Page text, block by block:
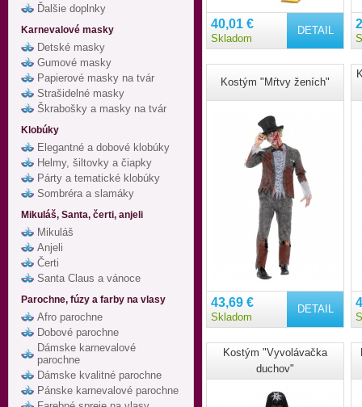
Ďalšie doplnky
Karnevalové masky
Detské masky
Gumové masky
Papierové masky na tvár
Strašidelné masky
Škrabošky a masky na tvár
Klobúky
Elegantné a dobové klobúky
Helmy, šiltovky a čiapky
Párty a tematické klobúky
Sombréra a slamáky
Mikuláš, Santa, čerti, anjeli
Mikuláš
Anjeli
Čerti
Santa Claus a vánoce
Parochne, fúzy a farby na vlasy
Afro parochne
Dobové parochne
Dámske karnevalové
parochne
Dámske kvalitné parochne
Pánske karnevalové parochne
DETAIL
40,01 €
Skladom
Kostým "Mŕtvy ženích"
DETAIL
43,69 €
Skladom
Kostým "Vyvolávačka
duchov"